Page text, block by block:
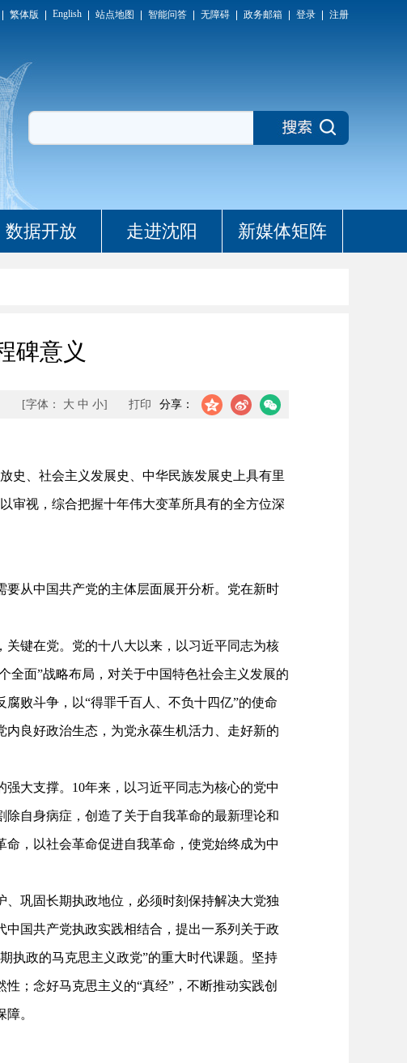
繁体版 English 站点地图 智能问答 无障碍 政务邮箱 登录 注册
数据开放 走进沈阳 新媒体矩阵
碑意义
分享：
[字体： 大 中 小] 打印
、社会主义发展史、中华民族发展史上具有里
审视，综合把握十年伟大变革所具有的全方位深
从中国共产党的主体层面展开分析。党在新时
键在党。党的十八大以来，以习近平同志为核
全面”战略布局，对关于中国特色社会主义发展的
败斗争，以“得罪千百人、不负十四亿”的使命
良好政治生态，为党永葆生机活力、走好新的
大支撑。10年来，以习近平同志为核心的党中
自身病症，创造了关于自我革命的最新理论和
，以社会革命促进自我革命，使党始终成为中
巩固长期执政地位，必须时刻保持解决大党独
国共产党执政实践相结合，提出一系列关于政
执政的马克思主义政党”的重大时代课题。坚持
；念好马克思主义的“真经”，不断推动实践创
。